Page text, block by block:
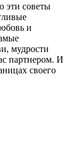
эти советы
и
мудрости
партнером. И
своего